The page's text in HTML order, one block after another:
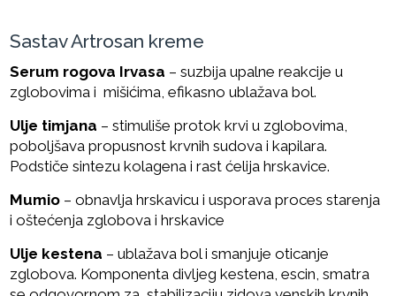
Sastav Artrosan kreme
Serum rogova Irvasa – suzbija upalne reakcije u
zglobovima i mišićima, efikasno ublažava bol.
Ulje timjana – stimuliše protok krvi u zglobovima,
poboljšava propusnost krvnih sudova i kapilara.
Podstiče sintezu kolagena i rast ćelija hrskavice.
Mumio – obnavlja hrskavicu i usporava proces starenja
i oštećenja zglobova i hrskavice
Ulje kestena – ublažava bol i smanjuje oticanje
zglobova. Komponenta divljeg kestena, escin, smatra